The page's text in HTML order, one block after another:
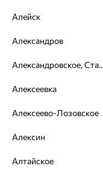
4 платежа по 2 639
Вес:13.33
Проба:925
Алейск
Александров
Алексеевка
Алексеево-Лозовское
Алексин
Алтайское